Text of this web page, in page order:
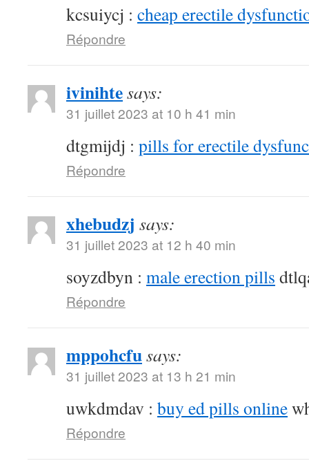
kcsuiycj : cheap erectile
Répondre
ivinihtesays:
31 juillet 2023 at 10 h 41 min
dtgmijdj : pills for erectile
Répondre
xhebudzj says:
31 juillet 2023 at 12 h 40 min
soyzdbyn : male erection pills
Répondre
mppohcfusays:
31 juillet 2023 at 13 h 21 min
uwkdmdav : buy ed pills online
Répondre